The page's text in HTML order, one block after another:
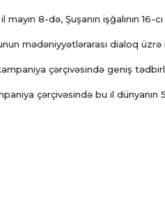
8-də, Şuşanın işğalının 16-
mədəniyyətlərarası dialoq
çərçivəsində geniş
çərçivəsində bu il